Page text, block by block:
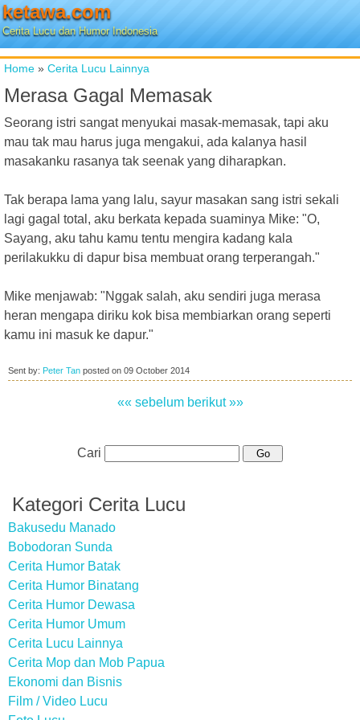
ketawa.com
Cerita Lucu dan Humor Indonesia
Home » Cerita Lucu Lainnya
Merasa Gagal Memasak
Seorang istri sangat menyukai masak-memasak, tapi aku
mau tak mau harus juga mengakui, ada kalanya hasil
masakanku rasanya tak seenak yang diharapkan.
Tak berapa lama yang lalu, sayur masakan sang istri sekali
lagi gagal total, aku berkata kepada suaminya Mike: "O,
Sayang, aku tahu kamu tentu mengira kadang kala
perilakukku di dapur bisa membuat orang terperangah."
Mike menjawab: "Nggak salah, aku sendiri juga merasa
heran mengapa diriku kok bisa membiarkan orang seperti
kamu ini masuk ke dapur."
Sent by: Peter Tan posted on 09 October 2014
«« sebelum berikut »»
Cari
Kategori Cerita Lucu
Bakusedu Manado
Bobodoran Sunda
Cerita Humor Batak
Cerita Humor Binatang
Cerita Humor Dewasa
Cerita Humor Umum
Cerita Lucu Lainnya
Cerita Mop dan Mob Papua
Ekonomi dan Bisnis
Film / Video Lucu